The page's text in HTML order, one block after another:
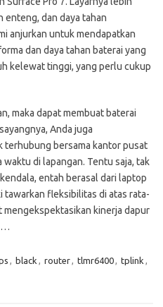
enteng, dan daya tahan
anjurkan untuk mendapatkan
dan daya tahan baterai yang
kelewat tinggi, yang perlu cukup
maka dapat membuat baterai
Anda juga
bersama kantor pusat
di lapangan. Tentu saja, tak
entah berasal dari laptop
tawarkan fleksibilitas di atas rata-
mengekspektasikan kinerja dapur
black router tlmr6400 tplink